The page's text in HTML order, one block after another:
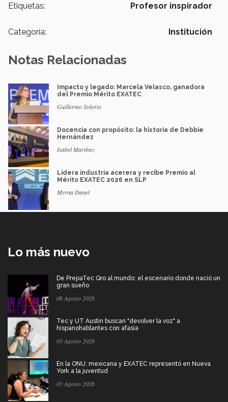
Etiquetas: Profesor inspirador
Categoría: Institución
Notas Relacionadas
Impacto y legado: Marcela Velasco, ganadora
del Premio Mérito EXATEC
Guillermo Solorio
Docencia con propósito: la historia de Debbie
Hernández
Isabel Martínez
Lidera industria acerera y recibe Premio al
Mérito EXATEC 2026 en SLP
Myrna Danel
Lo más nuevo
De PrepaTec Qro al mundo: el escenario donde nació un
gran sueño
06 Agosto 2026
Tec y UT Austin buscan "devolver la voz" a
hispanohablantes con afasia
05 Agosto 2026
En la ONU: mexicana y EXATEC representó en Nueva
York a la juventud
05 Agosto 2026